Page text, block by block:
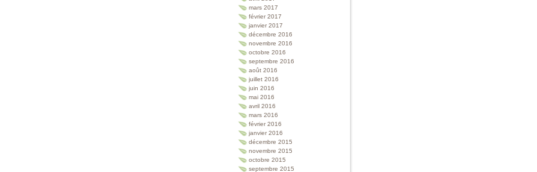
mars 2017
février 2017
janvier 2017
décembre 2016
novembre 2016
octobre 2016
septembre 2016
août 2016
juillet 2016
juin 2016
mai 2016
avril 2016
mars 2016
février 2016
janvier 2016
décembre 2015
novembre 2015
octobre 2015
septembre 2015